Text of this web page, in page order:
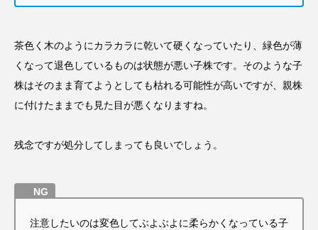
茶色く木のようにカラカラに乾いて硬くなっていたり、緑色が薄
くなって退色しているものは状態が悪い子株です。そのような子
株はそのまま育てようとしても枯れる可能性が高いですが、親株
に付けたままでも見た目が悪くなりますね。
残念ですが処分してしまっても良いでしょう。
注意したいのは変色してぶよぶよに柔らかくなっている子